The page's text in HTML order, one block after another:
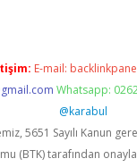
E-mail:
Whatsapp:
@karabul
5651 Sayılı Kanun
(BTK) tarafından